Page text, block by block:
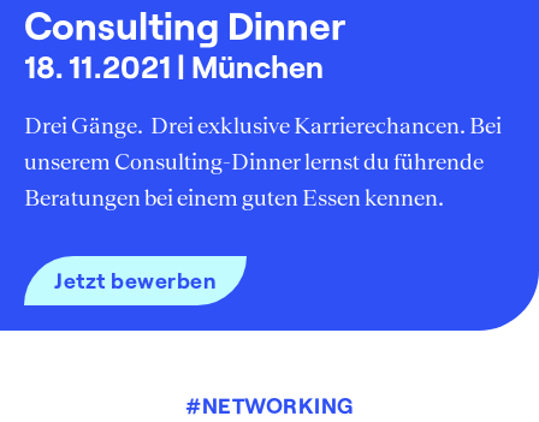
Consulting Dinner
18. 11.2021 | München
Drei Gänge. Drei exklusive Karrierechancen. Bei
unserem Consulting-Dinner lernst du führende
Beratungen bei einem guten Essen kennen.
Jetzt bewerben
#NETWORKING